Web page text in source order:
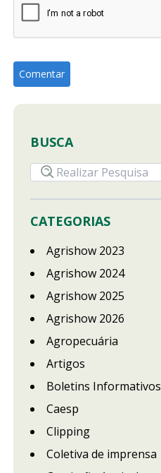
BUSCA
CATEGORIAS
Agrishow 2023
Agrishow 2024
Agrishow 2025
Agrishow 2026
Agropecuária
Artigos
Boletins Informativos
Caesp
Clipping
Coletiva de imprensa